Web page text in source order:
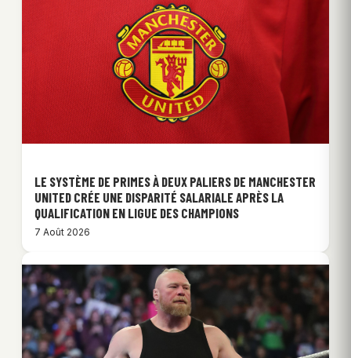
LE SYSTÈME DE PRIMES À DEUX PALIERS DE MANCHESTER
UNITED CRÉE UNE DISPARITÉ SALARIALE APRÈS LA
QUALIFICATION EN LIGUE DES CHAMPIONS
7 Août 2026